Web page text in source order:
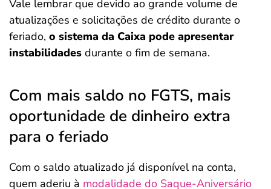
Vale lembrar que devido ao grande volume de
atualizações e solicitações de crédito durante o
feriado, o sistema da Caixa pode apresentar
instabilidades durante o fim de semana.
Com mais saldo no FGTS, mais
oportunidade de dinheiro extra
para o feriado
Com o saldo atualizado já disponível na conta,
quem aderiu à modalidade do Saque-Aniversário